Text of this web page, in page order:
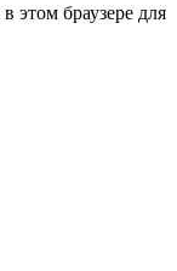
этом браузере для